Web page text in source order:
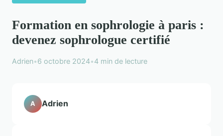
Formation en sophrologie à paris :
devenez sophrologue certifié
Adrien•6 octobre 2024•4 min de lecture
A Adrien